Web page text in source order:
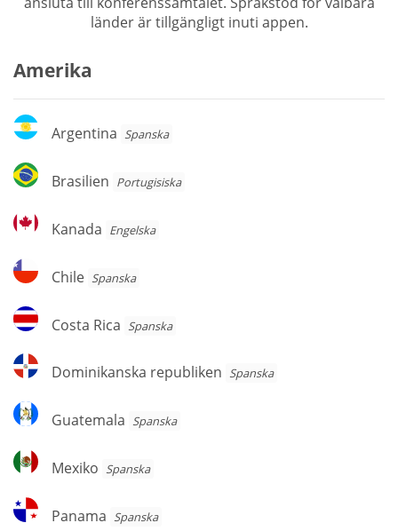
länder är tillgängligt inuti appen.
Amerika
Argentina
Argentina Spanska
Brasilien
Brasilien Portugisiska
Kanada
Kanada Engelska
Chile
Chile Spanska
Costa
Rica
Costa Rica Spanska
Dominikanska
republiken
Dominikanska republiken Spanska
Guatemala
Guatemala Spanska
Mexiko
Mexiko Spanska
Panama
Panama Spanska